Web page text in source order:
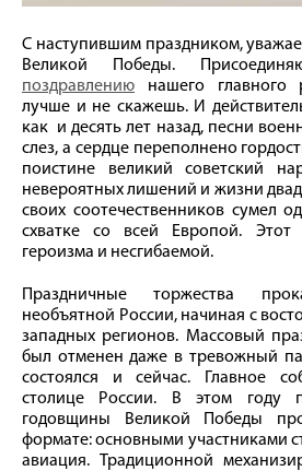
С наступившим праздником,
Великой Победы.
поздравлению нашего главного
лучше и не скажешь. И
как и десять лет назад, песни
слез, а сердце переполнено
поистине великий советский
невероятных лишений и жизни
своих соотечественников сумел
схватке со всей Европой.
героизма и несгибаемой.
Праздничные торжества
необъятной России, начиная с
западных регионов. Массовый
был отменен даже в тревожный
состоялся и сейчас. Главное
столице России. В этом году
годовщины Великой Победы
формате: основными участниками
авиация. Традиционной